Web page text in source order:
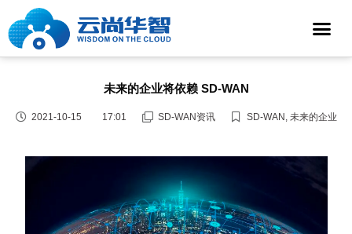
未来的企业将依赖 SD-WAN
2021-10-15 17:01 SD-WAN资讯 SD-WAN, 未来的企业